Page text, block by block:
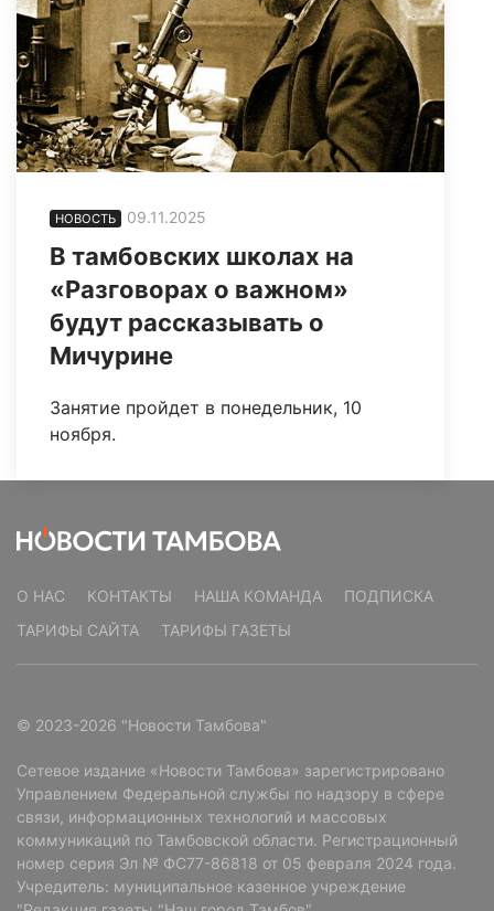
НОВОСТЬ 09.11.2025
В тамбовских школах на
«Разговорах о важном»
будут рассказывать о
Мичурине
Занятие пройдет в понедельник, 10
ноября.
О НАС КОНТАКТЫ НАША КОМАНДА
ПОДПИСКА
ТАРИФЫ САЙТА
ТАРИФЫ ГАЗЕТЫ
© 2023-2026 "Новости Тамбова"
Сетевое издание «Новости Тамбова» зарегистрировано
Управлением Федеральной службы по надзору в сфере
связи, информационных технологий и массовых
коммуникаций по Тамбовской области. Регистрационный
номер серия Эл № ФС77-86818 от 05 февраля 2024 года.
Учредитель: муниципальное казенное учреждение